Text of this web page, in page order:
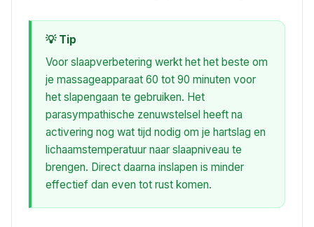
💡 Tip
Voor slaapverbetering werkt het het beste om
je massageapparaat 60 tot 90 minuten voor
het slapengaan te gebruiken. Het
parasympathische zenuwstelsel heeft na
activering nog wat tijd nodig om je hartslag en
lichaamstemperatuur naar slaapniveau te
brengen. Direct daarna inslapen is minder
effectief dan even tot rust komen.